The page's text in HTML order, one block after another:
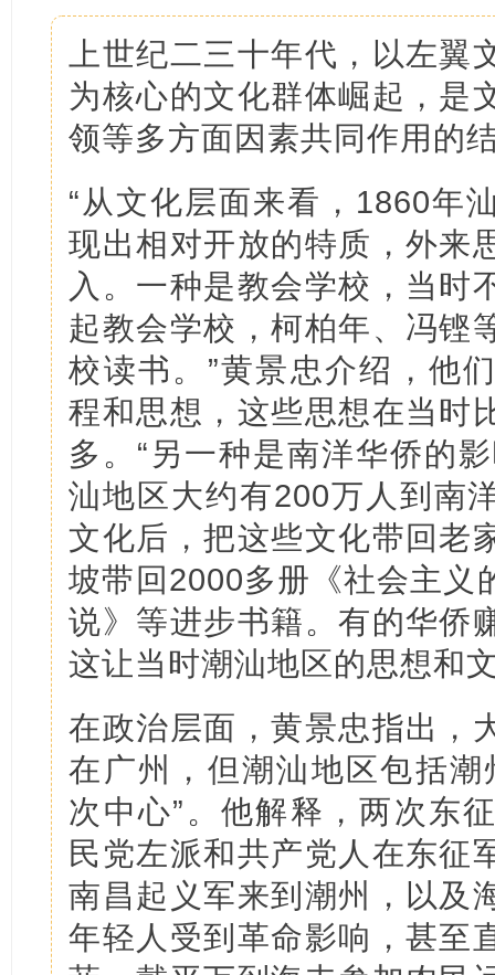
上世纪二三十年代，以左
为核心的文化群体崛起，是
领等多方面因素共同作用的
“从文化层面来看，1860年
现出相对开放的特质，外来
入。一种是教会学校，当时
起教会学校，柯柏年、冯铿
校读书。”黄景忠介绍，他
程和思想，这些思想在当时
多。“另一种是南洋华侨的
汕地区大约有200万人到南
文化后，把这些文化带回老
坡带回2000多册《社会主义
说》等进步书籍。有的华侨
这让当时潮汕地区的思想和
在政治层面，黄景忠指出，
在广州，但潮汕地区包括
次中心”。他解释，两次东
民党左派和共产党人在东征
南昌起义军来到潮州，以及
年轻人受到革命影响，甚至